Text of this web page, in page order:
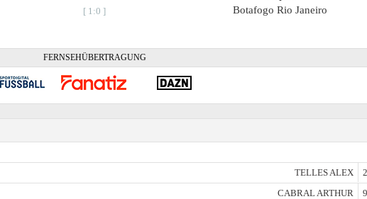
[ 1:0 ] Botafogo Rio Janeiro
FERNSEHÜBERTRAGUNG
TELLES ALEX
CABRAL ARTHUR